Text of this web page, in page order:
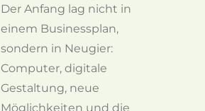
Der Anfang lag nicht in
einem Businessplan,
sondern in Neugier:
Computer, digitale
Gestaltung, neue
Möglichkeiten und die